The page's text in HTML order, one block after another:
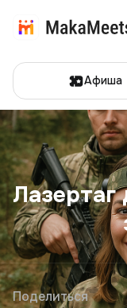
Афиша
Лазертаг
Поделиться